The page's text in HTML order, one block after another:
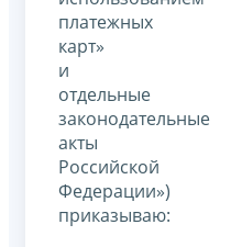
платежных
карт»
и
отдельные
законодательные
акты
Российской
Федерации»)
приказываю: